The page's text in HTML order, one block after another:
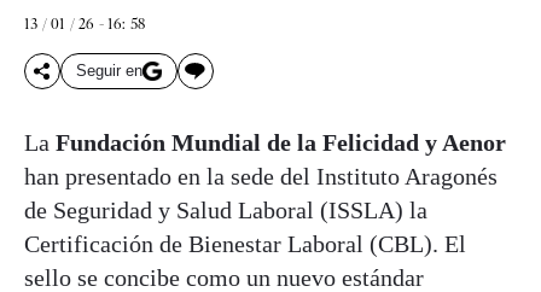
13 / 01 / 26 - 16: 58
Seguir en
La Fundación Mundial de la Felicidad y Aenor
han presentado en la sede del Instituto Aragonés
de Seguridad y Salud Laboral (ISSLA) la
Certificación de Bienestar Laboral (CBL). El
sello se concibe como un nuevo estándar